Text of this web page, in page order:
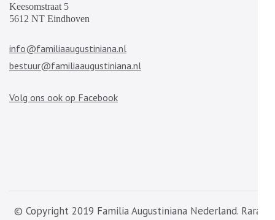
Keesomstraat 5
5612 NT Eindhoven
info@familiaaugustiniana.nl
bestuur@familiaaugustiniana.nl
Volg ons ook op Facebook
© Copyright 2019 Familia Augustiniana Nederland. Rara